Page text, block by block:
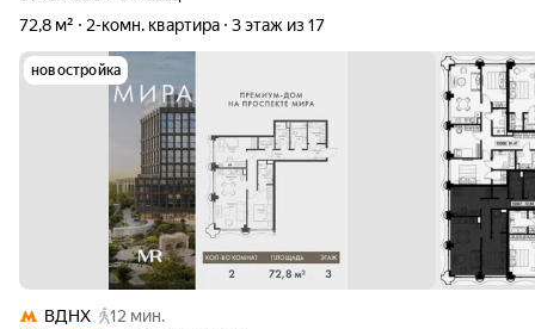
72,8 м²
2-комн. квартира 3 этаж из 17
новостройка
ВДНХ
12 мин.